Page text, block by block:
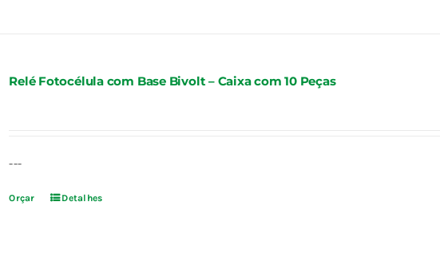
Relé Fotocélula com Base Bivolt – Caixa com 10 Peças
---
Orçar Detalhes